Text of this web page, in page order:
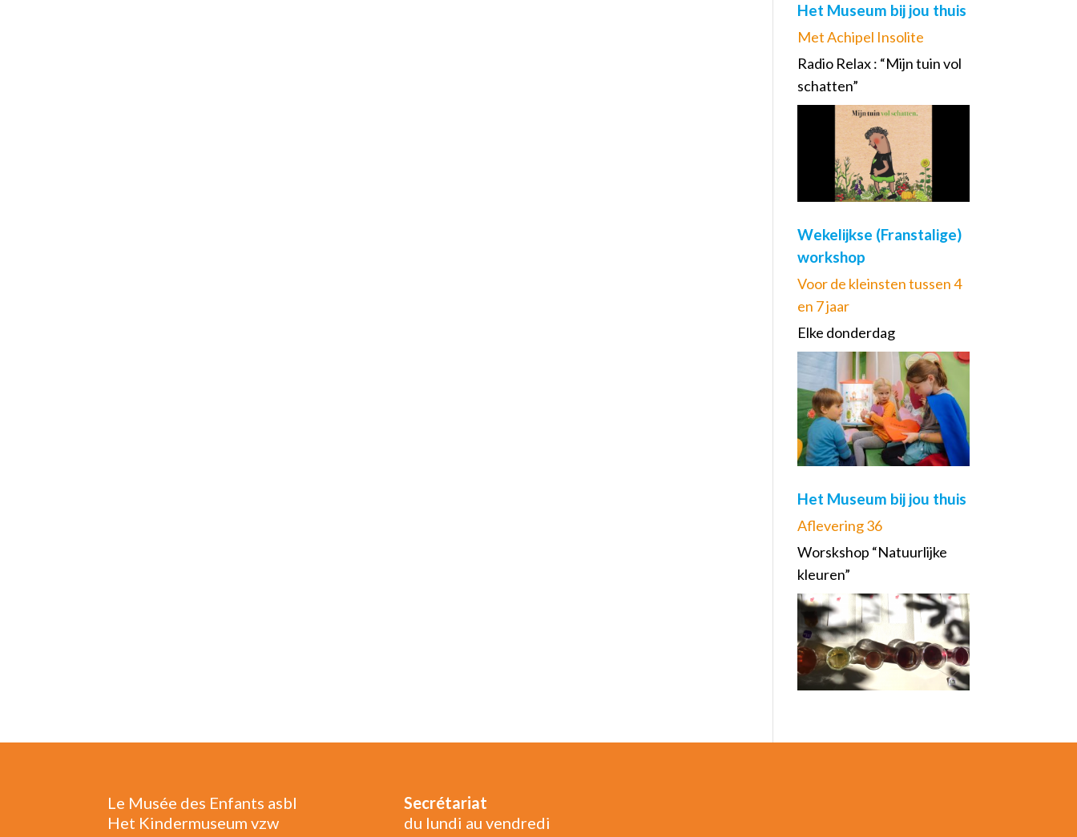
Het Museum bij jou thuis
Met Achipel Insolite
Radio Relax : “Mijn tuin vol
schatten”
Wekelijkse (Franstalige)
workshop
Voor de kleinsten tussen 4
en 7 jaar
Elke donderdag
Het Museum bij jou thuis
Aflevering 36
Worskshop “Natuurlijke
kleuren”
Le Musée des Enfants asbl
Het Kindermuseum vzw
Secrétariat
du lundi au vendredi